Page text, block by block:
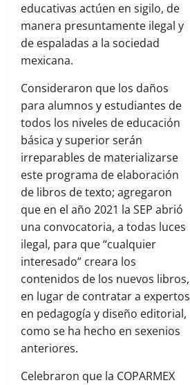
educativas actúen en sigilo, de
manera presuntamente ilegal y
de espaladas a la sociedad
mexicana.
Consideraron que los daños
para alumnos y estudiantes de
todos los niveles de educación
básica y superior serán
irreparables de materializarse
este programa de elaboración
de libros de texto; agregaron
que en el año 2021 la SEP abrió
una convocatoria, a todas luces
ilegal, para que “cualquier
interesado” creara los
contenidos de los nuevos libros,
en lugar de contratar a expertos
en pedagogía y diseño editorial,
como se ha hecho en sexenios
anteriores.
Celebraron que la COPARMEX